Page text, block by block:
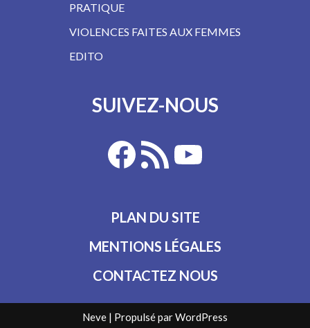
PRATIQUE
VIOLENCES FAITES AUX FEMMES
EDITO
SUIVEZ-NOUS
PLAN DU SITE
MENTIONS LÉGALES
CONTACTEZ NOUS
Neve | Propulsé parWordPress